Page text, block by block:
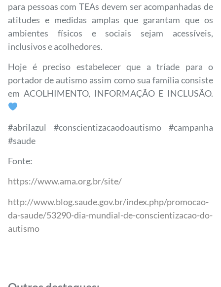
para pessoas com TEAs devem ser acompanhadas de
atitudes e medidas amplas que garantam que os
ambientes físicos e sociais sejam acessíveis,
inclusivos e acolhedores.
Hoje é preciso estabelecer que a tríade para o
portador de autismo assim como sua família consiste
em ACOLHIMENTO, INFORMAÇÃO E INCLUSÃO.
#abrilazul #conscientizacaodoautismo #campanha
#saude
Fonte:
https://www.ama.org.br/site/
http://www.blog.saude.gov.br/index.php/promocao-
da-saude/53290-dia-mundial-de-conscientizacao-do-
autismo